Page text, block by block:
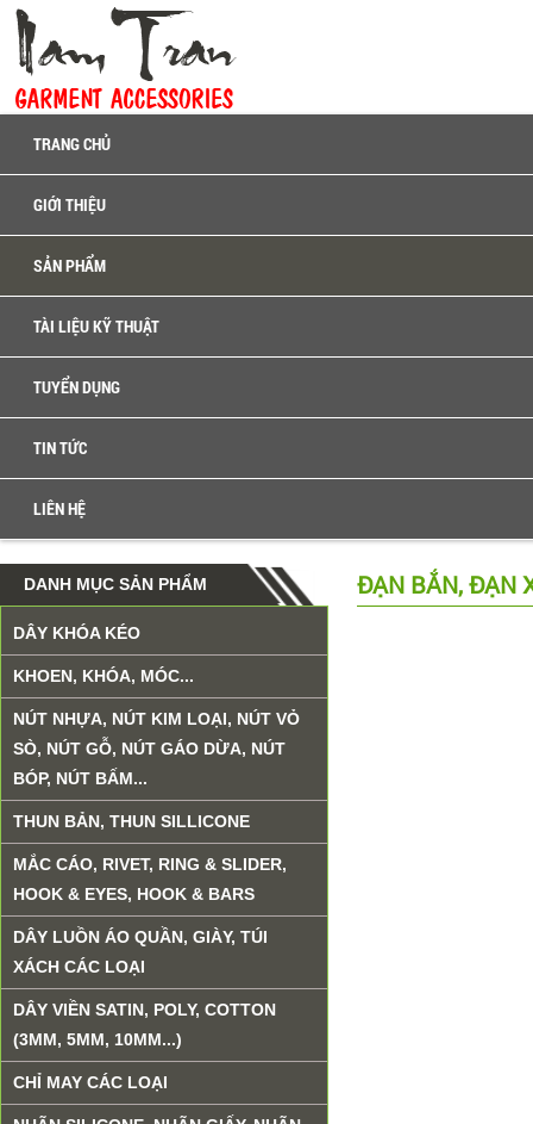
TRANG CHỦ
GIỚI THIỆU
SẢN PHẨM
TÀI LIỆU KỸ THUẬT
TUYỂN DỤNG
TIN TỨC
LIÊN HỆ
DANH MỤC SẢN PHẨM
DÂY KHÓA KÉO
KHOEN, KHÓA, MÓC...
NÚT NHỰA, NÚT KIM LOẠI, NÚT VỎ
SÒ, NÚT GỖ, NÚT GÁO DỪA, NÚT
BÓP, NÚT BẤM...
THUN BẢN, THUN SILLICONE
MẮC CÁO, RIVET, RING & SLIDER,
HOOK & EYES, HOOK & BARS
DÂY LUỒN ÁO QUẦN, GIÀY, TÚI
XÁCH CÁC LOẠI
DÂY VIỀN SATIN, POLY, COTTON
(3MM, 5MM, 10MM...)
CHỈ MAY CÁC LOẠI
ĐẠN BẮN, ĐẠN